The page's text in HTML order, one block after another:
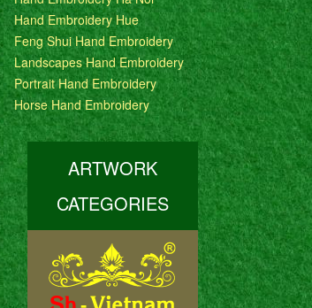
Hand Embroidery Hue
Feng Shui Hand Embroidery
Landscapes Hand Embroidery
Portrait Hand Embroidery
Horse Hand Embroidery
ARTWORK
CATEGORIES